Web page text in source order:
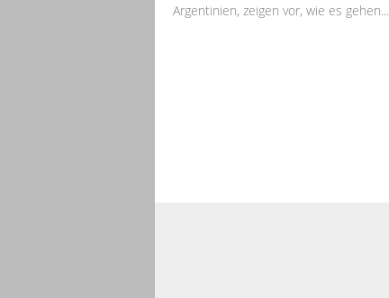
Argentinien, zeigen vor, wie es gehen...